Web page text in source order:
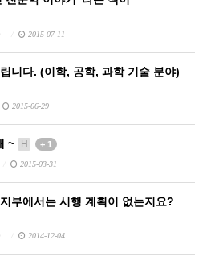
2015-07-11
니다. (이학, 공학, 과학 기술 분야)
2015-06-29
~ H + 1
2015-03-31
부에서는 시행 계획이 없는지요?
2014-12-04